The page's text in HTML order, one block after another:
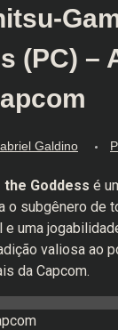
(PC) –
Galdino
the Goddess é
o subgênero de
uma
valiosa ao
da Capcom.